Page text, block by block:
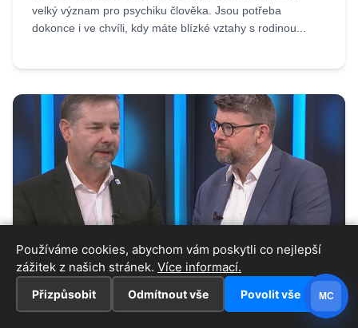
velký význam pro psychiku člověka. Jsou potřeba
dokonce i ve chvíli, kdy máte blízké vztahy s rodinou...
08.08.2026 Iveta
Ukrajincům se lehčí trestná činnost
odpouštěla, tvrdí Koten. Pospíšil chtěl
Používáme cookies, abychom vám poskytli co nejlepší
zážitek z našich stránek. Více informací.
Přizpůsobit Odmítnout vše Povolit vše MC